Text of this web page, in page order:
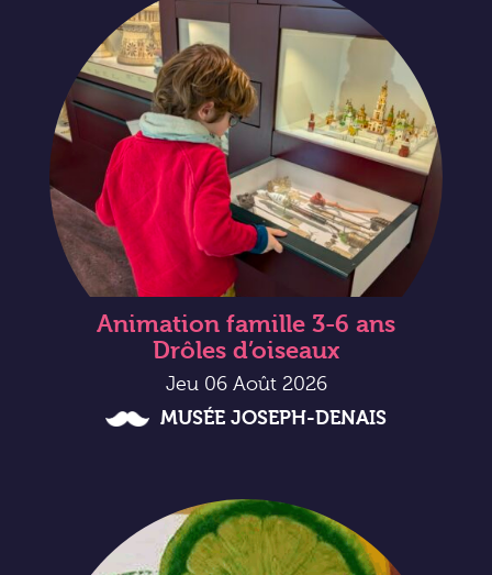
Animation famille 3-6 ans
Drôles d’oiseaux
Jeu 06 Août 2026
MUSÉE JOSEPH-DENAIS